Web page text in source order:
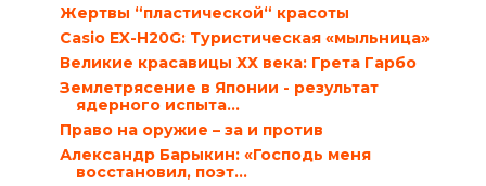
Жертвы “пластической“ красоты
Casio EX-H20G: Туристическая «мыльница»
Великие красавицы ХХ века: Грета Гарбо
Землетрясение в Японии - результат
ядерного испыта...
Право на оружие – за и против
Александр Барыкин: «Господь меня
восстановил, поэт...